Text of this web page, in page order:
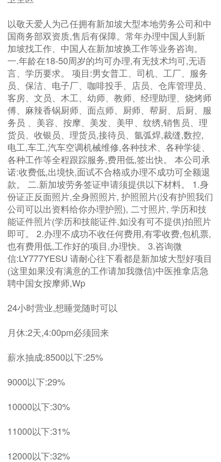
以敬天爱人为己任拥有新加坡大型本地劳务公司和中
国商务部双资质,售后有保障。常年办理中国人到新
加坡找工作、中国人在新加坡换工作等业务咨询。
一.年龄在18-50周岁的均可办理,有无技术均可,无语
言、学历要求。 项目:男女普工、司机、工厂、服务
员、保洁、电子厂、咖啡投手、店员、仓库管理员、
客房、文员、木工、幼师、教师、经理助理、烧烤师
傅、麻辣香锅厨师、面点师、厨师、帮厨、后厨、服
务员 、美容、按摩、美发、美甲、纹绣,销售员、理
货员、收银员、理货员,接待员、氩弧焊,裁缝,数控,
电工,车工,汽车空调机械维修,各种技术、各种学徒、
各种工作等全程跟踪服务,费用低,签出快。 本公司承
诺:收费低,出境快,面试不合格或办理不成功可全额退
款。 二.新加坡劳务签证申请须提供以下材料。 1.身
份证正反面照片,全身照照片, 护照照片(没有护照我们
公司可以出资料给你办理护照), 二寸照片, 学历和技
能证件照片(学历和技能证件,如没有可不提供)拍照片
即可。 2.办理不成功不收任何费用,有零收费,包机票,
也有费用低,工作好的项目,办理快。 3.咨询微
信:LY777YESU 请耐心往下看都是新加坡大型好项目
(这里如果没有满意的工作请加我微信)中医推拿店急
聘中国女按摩师,Wp
24小时营业,想睡觉随时可以
月休:2天,4:00pm必须回来
薪水抽成:8500以下:25%
9000以下:29%
10000以下:30%
11000以下:31%
12000以下:32%